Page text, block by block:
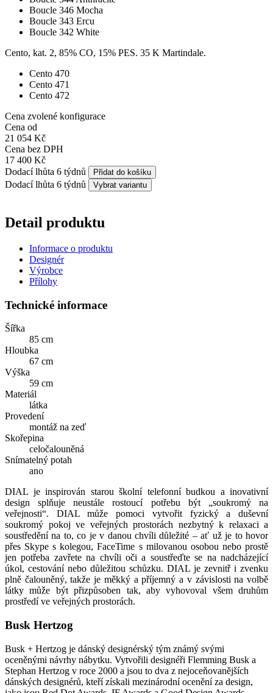
Boucle 346 Mocha
Boucle 343 Ercu
Boucle 342 White
Cento, kat. 2, 85% CO, 15% PES. 35 K Martindale.
Cento 470
Cento 471
Cento 472
Cena zvolené konfigurace
Cena od
21 054 Kč
Cena bez DPH
17 400 Kč
Dodací lhůta 6 týdnů
Přidat do košíku
Dodací lhůta 6 týdnů Vybrat variantu
Detail produktu
Informace o produktu
Designér
Výrobce
Přílohy
Technické informace
Šířka
85 cm
Hloubka
67 cm
Výška
59 cm
Materiál
látka
Provedení
montáž na zeď
Skořepina
celočalouněná
Snímatelný potah
ano
DIAL je inspirován starou školní telefonní budkou a inovativní
design splňuje neustále rostoucí potřebu být „soukromý na
veřejnosti“. DIAL může pomoci vytvořit fyzický a duševní
soukromý pokoj ve veřejných prostorách nezbytný k relaxaci a
soustředění na to, co je v danou chvíli důležité – ať už je to hovor
přes Skype s kolegou, FaceTime s milovanou osobou nebo prostě
jen potřeba zavřete na chvíli oči a soustřeďte se na nadcházející
úkol, cestování nebo důležitou schůzku. DIAL je zevnitř i zvenku
plně čalouněný, takže je měkký a příjemný a v závislosti na volbě
látky může být přizpůsoben tak, aby vyhovoval všem druhům
prostředí ve veřejných prostorách.
Busk Hertzog
Busk + Hertzog je dánský designérský tým známý svými
oceněnými návrhy nábytku. Vytvořili designéři Flemming Busk a
Stephan Hertzog v roce 2000 a jsou to dva z nejoceňovanějších
dánských designérů, kteří získali mezinárodní ocenění za design,